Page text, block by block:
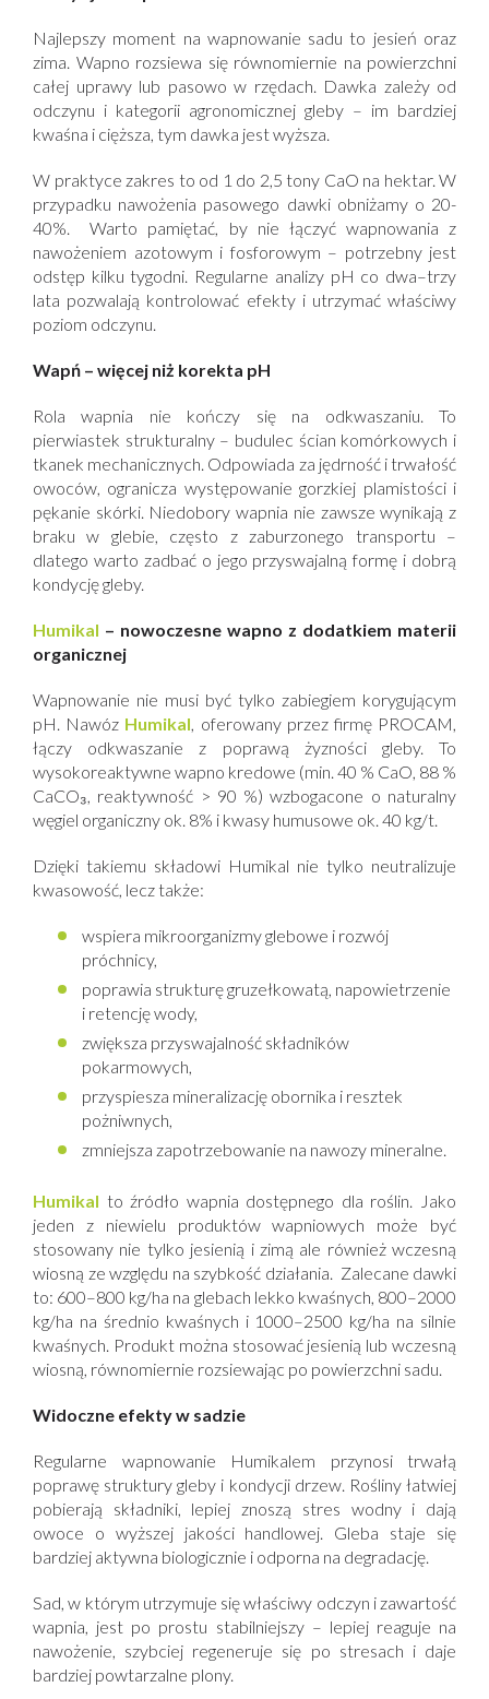
Najlepszy moment na wapnowanie sadu to jesień oraz
zima. Wapno rozsiewa się równomiernie na powierzchni
całej uprawy lub pasowo w rzędach. Dawka zależy od
odczynu i kategorii agronomicznej gleby – im bardziej
kwaśna i cięższa, tym dawka jest wyższa.
W praktyce zakres to od 1 do 2,5 tony CaO na hektar. W
przypadku nawożenia pasowego dawki obniżamy o 20-
40%. Warto pamiętać, by nie łączyć wapnowania z
nawożeniem azotowym i fosforowym – potrzebny jest
odstęp kilku tygodni. Regularne analizy pH co dwa–trzy
lata pozwalają kontrolować efekty i utrzymać właściwy
poziom odczynu.
Wapń – więcej niż korekta pH
Rola wapnia nie kończy się na odkwaszaniu. To
pierwiastek strukturalny – budulec ścian komórkowych i
tkanek mechanicznych. Odpowiada za jędrność i trwałość
owoców, ogranicza występowanie gorzkiej plamistości i
pękanie skórki. Niedobory wapnia nie zawsze wynikają z
braku w glebie, często z zaburzonego transportu –
dlatego warto zadbać o jego przyswajalną formę i dobrą
kondycję gleby.
Humikal – nowoczesne wapno z dodatkiem materii
organicznej
Wapnowanie nie musi być tylko zabiegiem korygującym
pH. Nawóz Humikal, oferowany przez firmę PROCAM,
łączy odkwaszanie z poprawą żyzności gleby. To
wysokoreaktywne wapno kredowe (min. 40 % CaO, 88 %
CaCO₃, reaktywność > 90 %) wzbogacone o naturalny
węgiel organiczny ok. 8% i kwasy humusowe ok. 40 kg/t.
Dzięki takiemu składowi Humikal nie tylko neutralizuje
kwasowość, lecz także:
wspiera mikroorganizmy glebowe i rozwój
próchnicy,
poprawia strukturę gruzełkowatą, napowietrzenie
i retencję wody,
zwiększa przyswajalność składników
pokarmowych,
przyspiesza mineralizację obornika i resztek
pożniwnych,
zmniejsza zapotrzebowanie na nawozy mineralne.
Humikal to źródło wapnia dostępnego dla roślin. Jako
jeden z niewielu produktów wapniowych może być
stosowany nie tylko jesienią i zimą ale również wczesną
wiosną ze względu na szybkość działania. Zalecane dawki
to: 600–800 kg/ha na glebach lekko kwaśnych, 800–2000
kg/ha na średnio kwaśnych i 1000–2500 kg/ha na silnie
kwaśnych. Produkt można stosować jesienią lub wczesną
wiosną, równomiernie rozsiewając po powierzchni sadu.
Widoczne efekty w sadzie
Regularne wapnowanie Humikalem przynosi trwałą
poprawę struktury gleby i kondycji drzew. Rośliny łatwiej
pobierają składniki, lepiej znoszą stres wodny i dają
owoce o wyższej jakości handlowej. Gleba staje się
bardziej aktywna biologicznie i odporna na degradację.
Sad, w którym utrzymuje się właściwy odczyn i zawartość
wapnia, jest po prostu stabilniejszy – lepiej reaguje na
nawożenie, szybciej regeneruje się po stresach i daje
bardziej powtarzalne plony.